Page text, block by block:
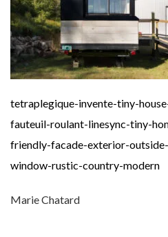
tetraplegique-invente-tiny-
fauteuil-roulant-linesync-tiny-
friendly-facade-exterior-
window-rustic-country-modern
Marie Chatard